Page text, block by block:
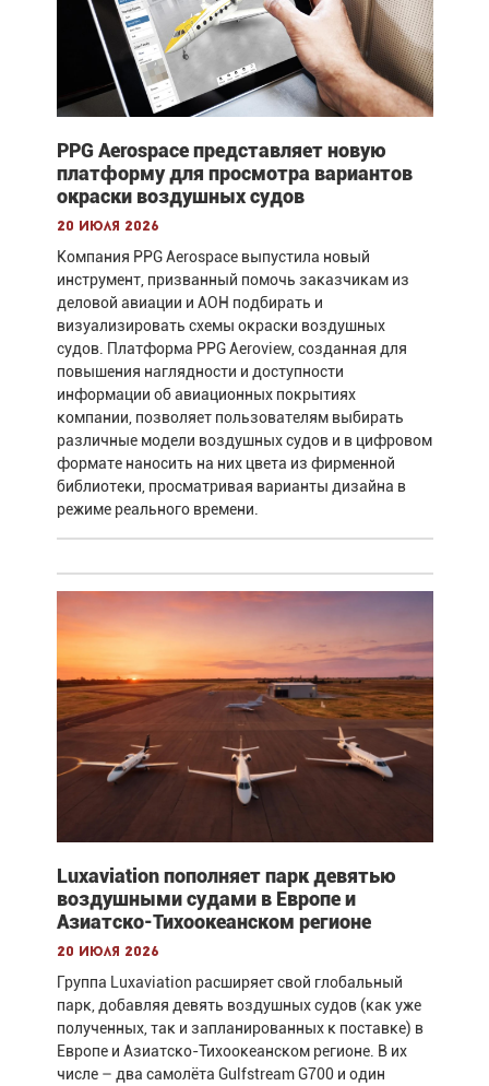
PPG Aerospace представляет новую
платформу для просмотра вариантов
окраски воздушных судов
20 июля 2026
Компания PPG Aerospace выпустила новый
инструмент, призванный помочь заказчикам из
деловой авиации и АОН подбирать и
визуализировать схемы окраски воздушных
судов. Платформа PPG Aeroview, созданная для
повышения наглядности и доступности
информации об авиационных покрытиях
компании, позволяет пользователям выбирать
различные модели воздушных судов и в цифровом
формате наносить на них цвета из фирменной
библиотеки, просматривая варианты дизайна в
режиме реального времени.
Luxaviation пополняет парк девятью
воздушными судами в Европе и
Азиатско-Тихоокеанском регионе
20 июля 2026
Группа Luxaviation расширяет свой глобальный
парк, добавляя девять воздушных судов (как уже
полученных, так и запланированных к поставке) в
Европе и Азиатско-Тихоокеанском регионе. В их
числе – два самолёта Gulfstream G700 и один